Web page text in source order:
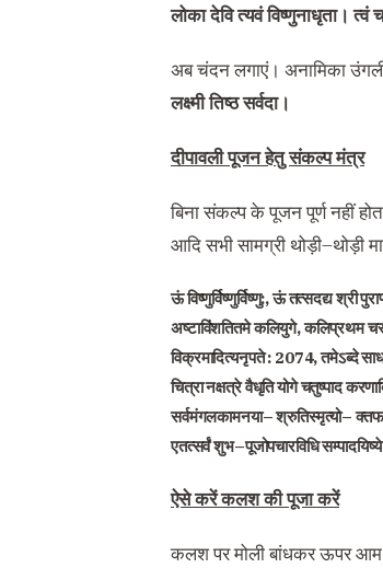
लोका देवि त्यवं विष्णुनाधृता।
अब चंदन लगाएं। अनामिका
लक्ष्मी तिष्ठ सर्वदा।
दीपावली पूजन हेतु संकल्प मंत्र
बिना संकल्प के पूजन पूर्ण नहीं
आदि सभी सामग्री थोड़ी–थोड़ी
ऊं विष्णुर्विष्णुर्विष्णु:,ऊं तत्सदद्य श्री
अष्टाविंशतितमे कलियुगे,कलिप्रथम
विक्रमादित्यनृपते: 2074,तमेऽब्दे
चित्रा नक्षत्रे वैधृति योगे चतुष्पाद
सर्वमंगलकामनया–श्रुतिस्मृत्यो–
एतत्सर्वं शुभ–पूजोपचारविधि
ऐसे करें कलश की पूजा करें
कलश पर मोली बांधकर ऊपर